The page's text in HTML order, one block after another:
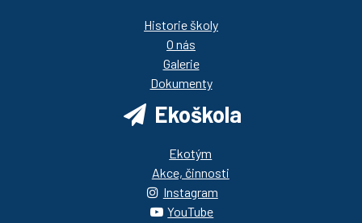
Historie školy
O nás
Galerie
Dokumenty
Ekoškola
Ekotým
Akce, činnosti
Instagram
YouTube